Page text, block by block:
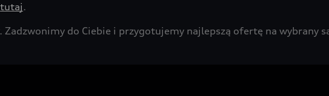
tutaj.
do Ciebie i przygotujemy najlepszą ofertę na wybrany